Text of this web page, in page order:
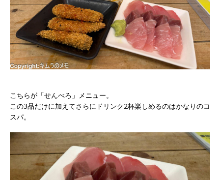
こちらが「せんべろ」メニュー。
この3品だけに加えてさらにドリンク2杯楽しめるのはかなりのコ
スパ。